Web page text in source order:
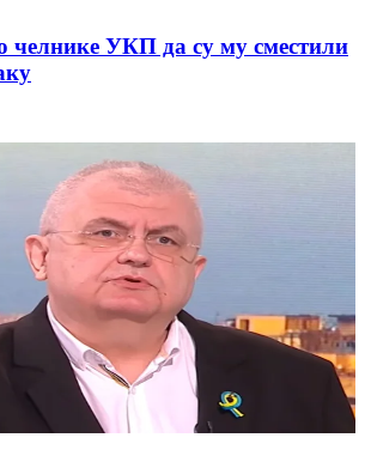
УКП да су му сместили